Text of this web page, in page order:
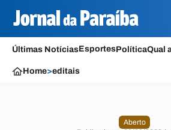
Últimas NotíciasEsportesPolíticaQual
Home>editais
Aberto